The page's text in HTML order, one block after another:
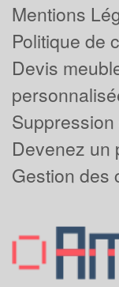
Mentions
Politique de
Devis
Devenez un
Gestion des